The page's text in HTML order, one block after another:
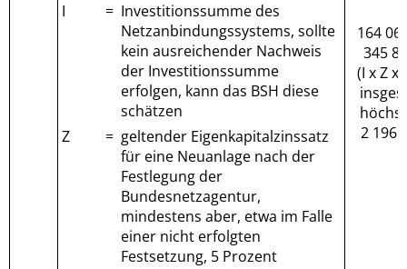
164
345
(I x Z x
2 196
I = Investitionssumme des
Netzanbindungssystems, sollte
kein ausreichender Nachweis
der Investitionssumme
erfolgen, kann das BSH diese
schätzen
Z
= geltender Eigenkapitalzinssatz
für eine Neuanlage nach der
Festlegung der
Bundesnetzagentur,
mindestens aber, etwa im Falle
einer nicht erfolgten
Festsetzung, 5 Prozent